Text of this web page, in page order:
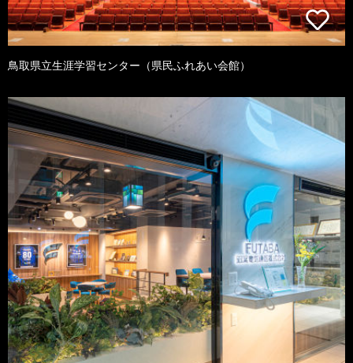
鳥取県立生涯学習センター（県民ふれあい会館）